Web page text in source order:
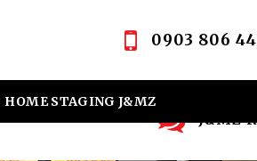
0903 806
J&MZ
HOME STAGING J&MZ